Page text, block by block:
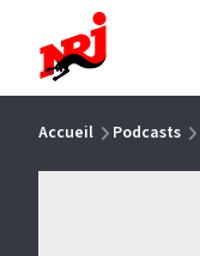
Accueil Podcasts